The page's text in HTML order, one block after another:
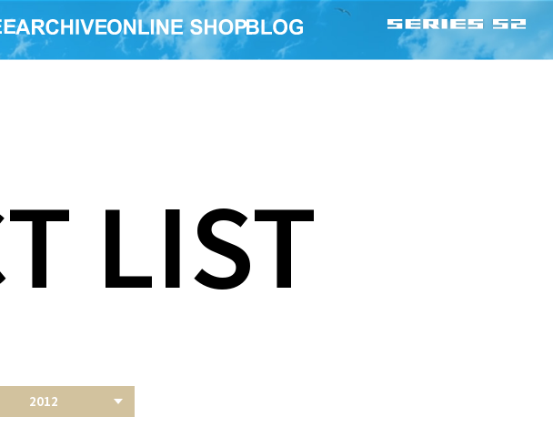
LIST
2012
岸本斉史責任監修 限
定版NARUTOベアブリ
ックストラップ